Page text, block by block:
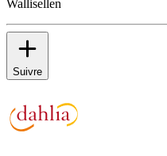
Wallisellen
Suivre